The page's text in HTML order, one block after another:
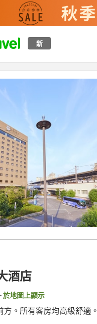
新
特色設施
酒店
於地圖上顯示
。所有客房均高級舒適。